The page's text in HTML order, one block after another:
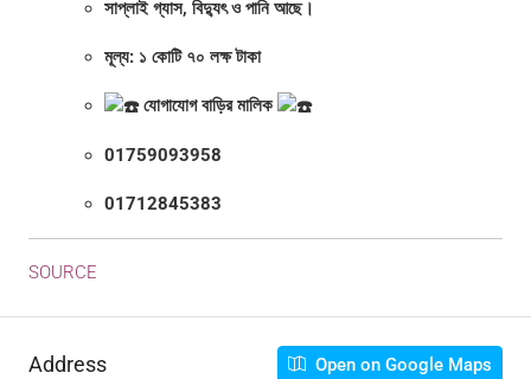
সাপ্লাই গ্যাস, বিদ্যুৎ ও পানি আছে।
মূল্য: ১ কোটি ৭০ লক্ষ টাকা
যোগাযোগ বাড়ির মালিক
01759093958
01712845383
SOURCE
Address Open on Google Maps